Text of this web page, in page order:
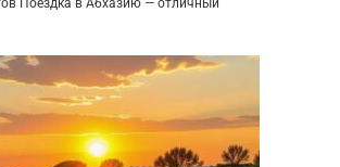
Поездка в Абхазию — отличный